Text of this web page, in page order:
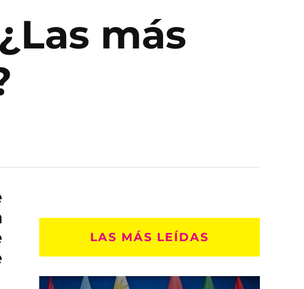
más
LAS MÁS LEÍDAS